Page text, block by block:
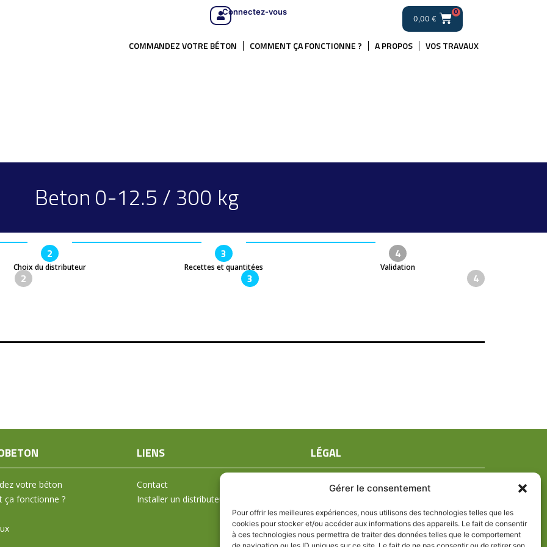
Gérer le consentement
Pour offrir les meilleures expériences, nous utilisons des technologies telles que les
cookies pour stocker et/ou accéder aux informations des appareils. Le fait de consentir
à ces technologies nous permettra de traiter des données telles que le comportement
Connectez-vous
0,00 €
0
COMMANDEZ VOTRE BÉTON COMMENT ÇA FONCTIONNE ? A PROPOS VOS TRAVAUX
Beton 0-12.5 / 300 kg
2
Choix du distributeur
3
Recettes et quantitées
4
Validation
2 3 4
votre béton
ça fonctionne ?
LIENS
Contact
Installer un distributeur
LÉGAL
Mentions légales
Politique de confidentialité
Politique de cookies (UE)